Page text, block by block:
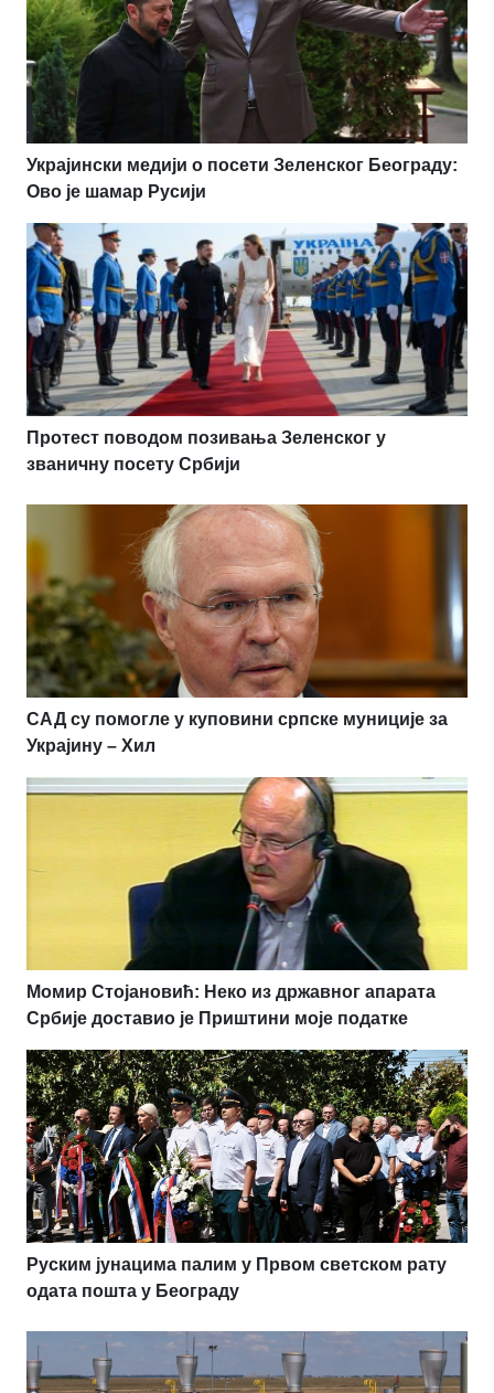
Украјински медији о посети Зеленског Београду:
Ово је шамар Русији
Протест поводом позивања Зеленског у
званичну посету Србији
САД су помогле у куповини српске муниције за
Украјину – Хил
Момир Стојановић: Неко из државног апарата
Србије доставио је Приштини моје податке
Руским јунацима палим у Првом светском рату
одата пошта у Београду